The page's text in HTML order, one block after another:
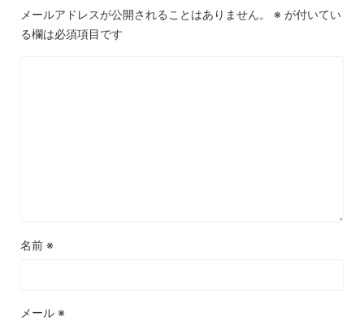
メールアドレスが公開されることはありません。 ※ が付いてい
る欄は必須項目です
名前 ※
メール ※